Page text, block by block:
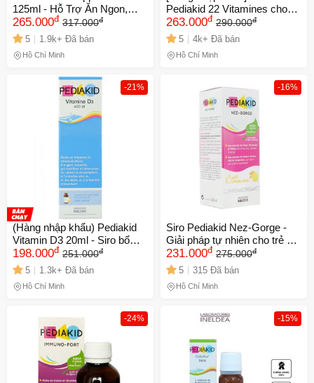
125ml - Hỗ Trợ Ăn Ngon,
Tăng Cường Đề Kháng Cho
Bé Từ 6 Tháng, Vitamin Tự
Nhiên Pháp
265.000đ 317.000đ
5 1.9k+ Đã bán
Hồ Chí Minh
Pediakid 22 Vitamines cho
trẻ từ 6 tháng - Vitamin tổng
hợp 22 loại, dễ uống vị cam
và mơ, tăng cường sức đề
kháng, phát triển toàn diện.
263.000đ 290.000đ
5 4k+ Đã bán
Hồ Chí Minh
-21%
(Hàng nhập khẩu) Pediakid
Vitamin D3 20ml - Siro bổ
sung Vitamin D tự nhiên cho
trẻ
198.000đ 251.000đ
5 1.3k+ Đã bán
Hồ Chí Minh
-16%
Siro Pediakid Nez-Gorge -
Giải pháp tự nhiên cho trẻ em
từ 6 tháng, hỗ trợ đường hô
hấp và tăng cường đề kháng
hiệu quả.
231.000đ 275.000đ
5 315 Đã bán
Hồ Chí Minh
-24% -15%